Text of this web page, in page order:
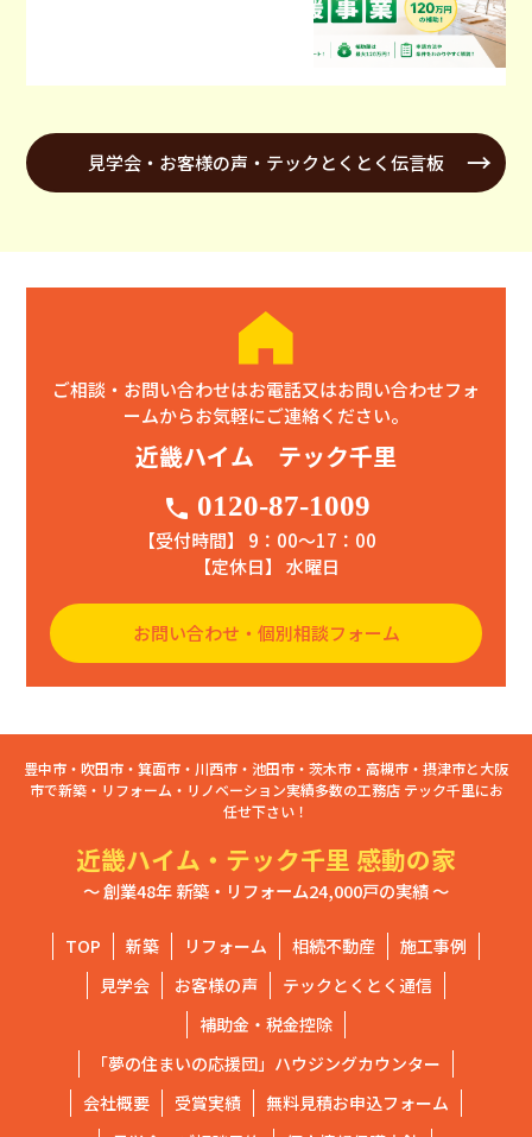
見学会・お客様の声・テックとくとく伝言板
ご相談・お問い合わせはお電話又はお問い合わせフォ
ームからお気軽にご連絡ください。
近畿ハイム テック千里
phone 0120-87-1009
【受付時間】 9：00〜17：00
【定休日】 水曜日
お問い合わせ・個別相談フォーム
豊中市・吹田市・箕面市・川西市・池田市・茨木市・高槻市・摂津市と大阪
市で新築・リフォーム・リノベーション実績多数の工務店 テック千里にお
任せ下さい！
近畿ハイム・テック千里 感動の家
～ 創業48年 新築・リフォーム24,000戸の実績 ～
TOP 新築 リフォーム 相続不動産
施工事例
見学会
お客様の声
テックとくとく通信
補助金・税金控除
「夢の住まいの応援団」ハウジングカウンター
会社概要
受賞実績
無料見積お申込フォーム